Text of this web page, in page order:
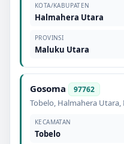
KOTA/KABUPATEN
Halmahera Utara
PROVINSI
Maluku Utara
Gosoma 97762
Tobelo, Halmahera Utara,
KECAMATAN
Tobelo